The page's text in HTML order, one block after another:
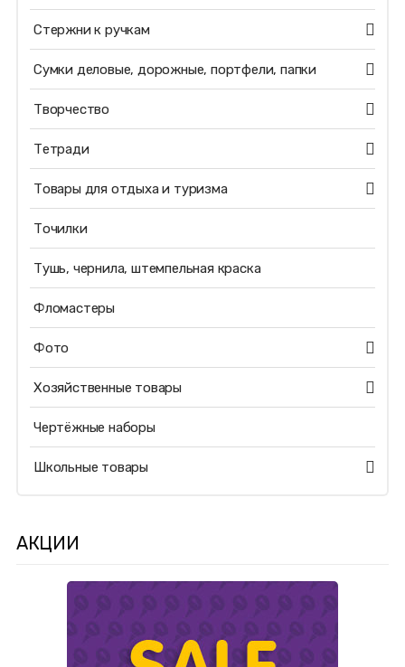
Стержни к ручкам
Сумки деловые, дорожные, портфели, папки
Творчество
Тетради
Товары для отдыха и туризма
Точилки
Тушь, чернила, штемпельная краска
Фломастеры
Фото
Хозяйственные товары
Чертёжные наборы
Школьные товары
АКЦИИ